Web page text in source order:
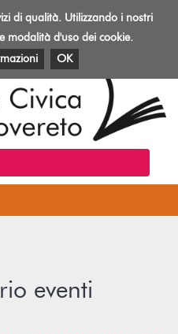
Toggle
E RISORSE
eventi
di qualità. Utilizzando i nostri
modalità d'uso dei cookie.
OK